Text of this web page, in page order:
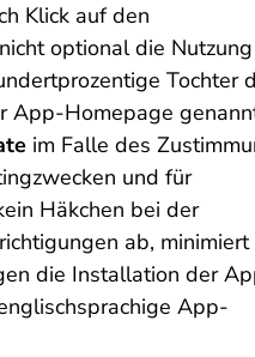
Klick auf den
optional die Nutzung
Tochter
App-Homepage
im Falle des
und für
Häkchen bei der
ab, minimiert
die Installation der
App-